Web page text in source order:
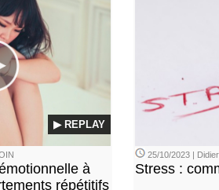
▶ REPLAY
à
répétitifs
25/10/2023 |
Stress :